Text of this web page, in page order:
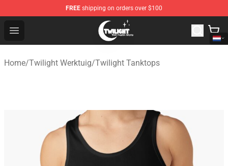
FREE shipping on orders over $100
Open menu
Twilight Store - Official Twilight Merchandise Shop
Home/Twilight Werktuig/Twilight Tanktops